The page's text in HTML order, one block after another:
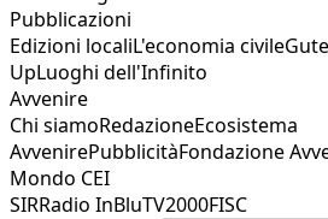
Pubblicazioni
Edizioni localiL'economia civile
UpLuoghi dell'Infinito
Avvenire
Chi siamoRedazioneEcosistema
AvvenirePubblicitàFondazione
Mondo CEI
SIRRadio InBluTV2000FISC